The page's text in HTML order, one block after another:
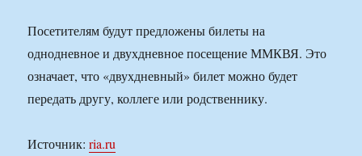
Посетителям будут предложены билеты на
однодневное и двухдневное посещение ММКВЯ. Это
означает, что «двухдневный» билет можно будет
передать другу, коллеге или родственнику.
Источник:ria.ru